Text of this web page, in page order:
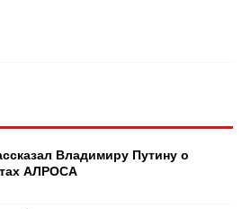
Владимиру Путину о
АЛРОСА